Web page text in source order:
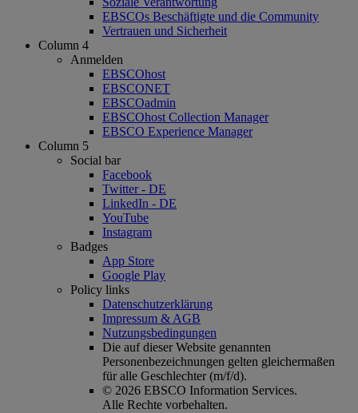
EBSCOs Beschäftigte und die Community
Vertrauen und Sicherheit
Column 4
Anmelden
EBSCOhost
EBSCONET
EBSCOadmin
EBSCOhost Collection Manager
EBSCO Experience Manager
Column 5
Social bar
Facebook
Twitter - DE
LinkedIn - DE
YouTube
Instagram
Badges
App Store
Google Play
Policy links
Datenschutzerklärung
Impressum & AGB
Nutzungsbedingungen
Die auf dieser Website genannten
Personenbezeichnungen gelten gleichermaßen
für alle Geschlechter (m/f/d).
© 2026 EBSCO Information Services.
Alle Rechte vorbehalten.